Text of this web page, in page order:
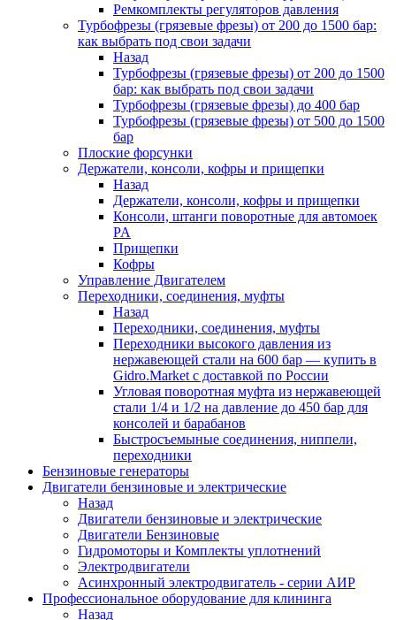
Ремкомплекты регуляторов давления
Турбофрезы (грязевые фрезы) от 200 до 1500 бар:
как выбрать под свои задачи
Назад
Турбофрезы (грязевые фрезы) от 200 до 1500
бар: как выбрать под свои задачи
Турбофрезы (грязевые фрезы) до 400 бар
Турбофрезы (грязевые фрезы) от 500 до 1500
бар
Плоские форсунки
Держатели, консоли, кофры и прищепки
Назад
Держатели, консоли, кофры и прищепки
Консоли, штанги поворотные для автомоек
PA
Прищепки
Кофры
Управление Двигателем
Переходники, соединения, муфты
Назад
Переходники, соединения, муфты
Переходники высокого давления из
нержавеющей стали на 600 бар — купить в
Gidro.Market с доставкой по России
Угловая поворотная муфта из нержавеющей
стали 1/4 и 1/2 на давление до 450 бар для
консолей и барабанов
Быстросъемыные соединения, ниппели,
переходники
Бензиновые генераторы
Двигатели бензиновые и электрические
Назад
Двигатели бензиновые и электрические
Двигатели Бензиновые
Гидромоторы и Комплекты уплотнений
Электродвигатели
Асинхронный электродвигатель - серии АИР
Профессиональное оборудование для клининга
Назад